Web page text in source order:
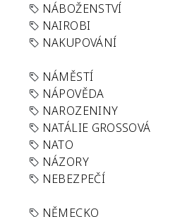
NÁBOŽENSTVÍ
NAIROBI
NAKUPOVÁNÍ
NÁMĚSTÍ
NÁPOVĚDA
NAROZENINY
NATÁLIE GROSSOVÁ
NATO
NÁZORY
NEBEZPEČÍ
NĚMECKO